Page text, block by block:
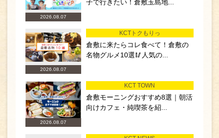
2026.08.07
子で行きたい！倉敷玉島地...
2026.08.07
KCTトクもりっ
倉敷に来たらコレ食べて！倉敷の
名物グルメ10選🥢人気の...
2026.08.07
KCT TOWN
倉敷モーニングおすすめ8選｜朝活
向けカフェ・純喫茶を紹...